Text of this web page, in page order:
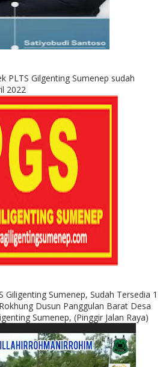
PLTS Gilgenting Sumenep sudah
2022
Giligenting Sumenep, Sudah Tersedia 1
Dusun Panggulan Barat Desa
Sumenep, (Pinggir Jalan Raya)